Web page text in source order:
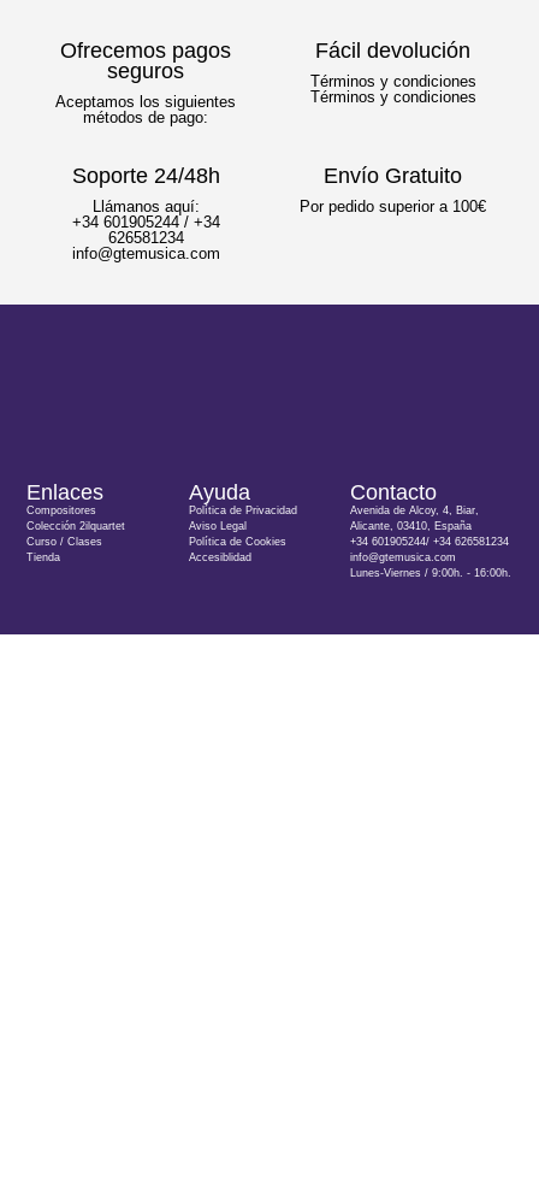
Ofrecemos pagos
seguros
Aceptamos los siguientes
métodos de pago:
Fácil devolución
Términos y condiciones
Términos y condiciones
Soporte 24/48h
Llámanos aquí:
+34 601905244 / +34
626581234
info@gtemusica.com
Envío Gratuito
Por pedido superior a 100€
Enlaces
Compositores
Colección 2ilquartet
Curso / Clases
Tienda
Ayuda
Política de Privacidad
Aviso Legal
Política de Cookies
Accesiblidad
Contacto
Avenida de Alcoy, 4, Biar,
Alicante, 03410, España
+34 601905244/ +34 626581234
info@gtemusica.com
Lunes-Viernes / 9:00h. - 16:00h.